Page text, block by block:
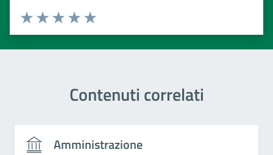
Valuta 5 stelle su 5
Valuta 4 stelle su 5
Valuta 3 stelle su 5
Valuta 2 stelle su 5
Valuta 1 stelle su 5
Contenuti correlati
Amministrazione